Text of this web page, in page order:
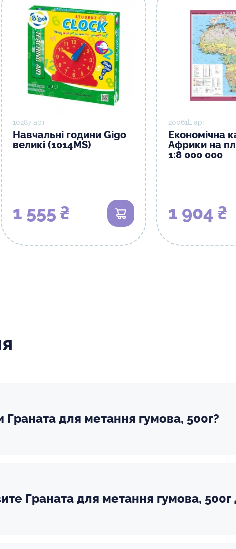
10287 арт
Навчальні години Gigo
великі (1014MS)
1 555 ₴ В кошик
20061L арт
Економічна
Африки на
1:8 000 000
1 904 ₴
Граната для метання гумова, 500г?
Граната для метання гумова, 500г